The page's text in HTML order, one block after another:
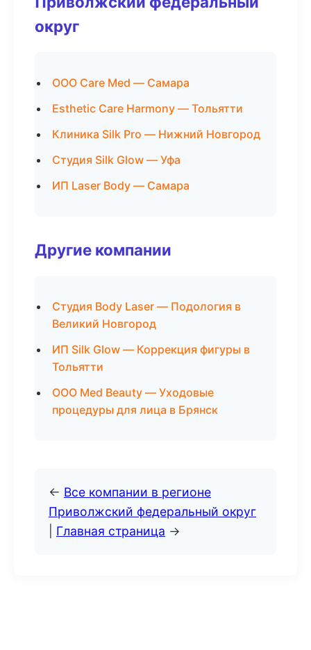
округ
ООО Care Med — Самара
Esthetic Care Harmony — Тольятти
Клиника Silk Pro — Нижний Новгород
Студия Silk Glow — Уфа
ИП Laser Body — Самара
Другие компании
Студия Body Laser — Подология в
Великий Новгород
ИП Silk Glow — Коррекция фигуры в
Тольятти
ООО Med Beauty — Уходовые
процедуры для лица в Брянск
← Все компании в регионе
Приволжский федеральный округ
Главная страница →